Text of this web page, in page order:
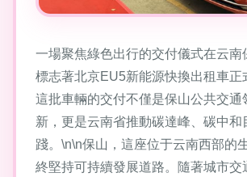
一場聚焦綠色出行的交付儀式在云南
標志著北京EU5新能源快換出租車正
這批車輛的交付不僅是保山公共交通
新，更是云南省推動碳達峰、碳中和
踐。\n\n保山，這座位于云南西部的
終堅持可持續發展道路。隨著城市交